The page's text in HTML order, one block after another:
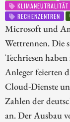
KLIMANEUTRALITÄT
RECHENZENTREN
Microsoft und
Wettrennen. Die
Techriesen
Anleger feierten
Cloud-Dienste
Zahlen der
an. Der Ausbau